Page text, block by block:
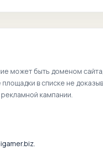
может быть доменом
в списке не
кампании.
igamer.biz.